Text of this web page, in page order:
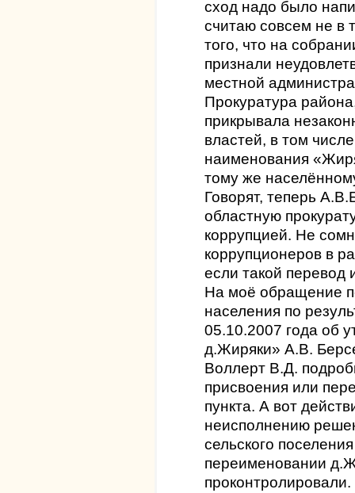
сход надо было
считаю совсем не в
того, что на
признали
местной
Прокуратура
прикрывала
властей, в том
наименования
тому же
Говорят, теперь
областную
коррупцией. Не
коррупционеров в
если такой перевод
На моё обращение
населения по
05.10.2007 года об
д.Жиряки» А.В.
Воллерт В.Д.
присвоения или
пункта. А вот
неисполнению
сельского
переименовании